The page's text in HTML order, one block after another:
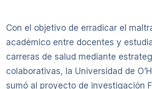
Con el objetivo de erradicar el
académico entre docentes y
carreras de salud mediante
colaborativas, la Universidad de
sumó al proyecto de investigación